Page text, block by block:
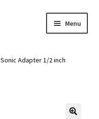
Menu
Sonic Adapter 1/2 inch